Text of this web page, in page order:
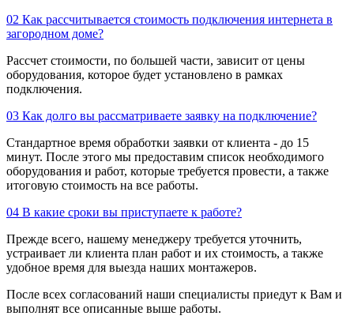
02 Как рассчитывается стоимость подключения интернета в
загородном доме?
Рассчет стоимости, по большей части, зависит от цены
оборудования, которое будет установлено в рамках
подключения.
03 Как долго вы рассматриваете заявку на подключение?
Стандартное время обработки заявки от клиента - до 15
минут. После этого мы предоставим список необходимого
оборудования и работ, которые требуется провести, а также
итоговую стоимость на все работы.
04 В какие сроки вы приступаете к работе?
Прежде всего, нашему менеджеру требуется уточнить,
устраивает ли клиента план работ и их стоимость, а также
удобное время для выезда наших монтажеров.
После всех согласований наши специалисты приедут к Вам и
выполнят все описанные выше работы.